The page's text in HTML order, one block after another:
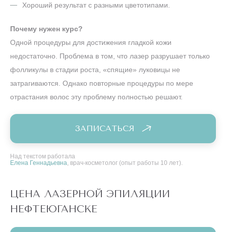
Хороший результат с разными цветотипами.
Почему нужен курс?
Одной процедуры для достижения гладкой кожи
недостаточно. Проблема в том, что лазер разрушает только
фолликулы в стадии роста, «спящие» луковицы не
затрагиваются. Однако повторные процедуры по мере
отрастания волос эту проблему полностью решают.
ЗАПИСАТЬСЯ
Над текстом работала
Елена Геннадьевна , врач-косметолог (опыт работы 10 лет).
ЦЕНА ЛАЗЕРНОЙ ЭПИЛЯЦИИ
НЕФТЕЮГАНСКЕ